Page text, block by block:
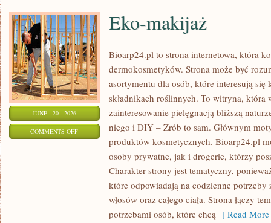
JUNE - 20 - 2026
COMMENTS OFFON
Eko-makijaż
Bioarp24.pl to strona internetowa, która
dermokosmetyków. Strona może być
asortymentu dla osób, które interesują
składnikach roślinnych. To witryna, która
zainteresowanie pielęgnacją bliższą
niego i DIY – Zrób to sam. Głównym
produktów kosmetycznych. Bioarp24.pl
osoby prywatne, jak i drogerie, którzy
Charakter strony jest tematyczny,
które odpowiadają na codzienne potrzeby
włosów oraz całego ciała. Strona łączy
potrzebami osób, które chcą [ Read